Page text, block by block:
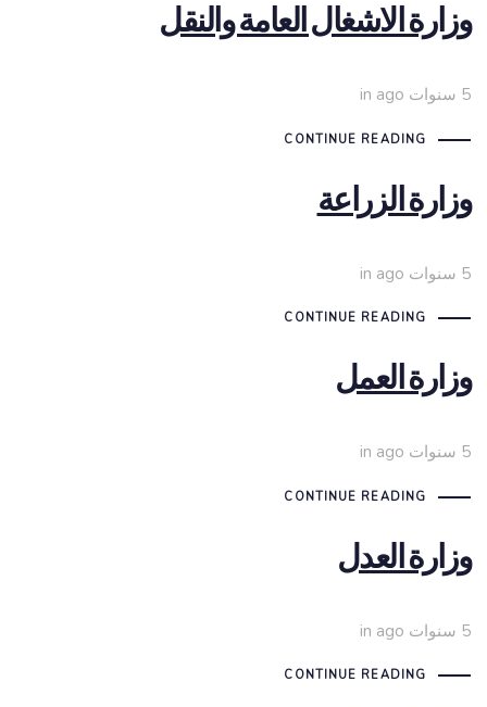
وزارة الاشغال العامة والنقل
5 سنوات ago
CONTINUE READING
وزارة الزراعة
5 سنوات ago
CONTINUE READING
وزارة العمل
5 سنوات ago
CONTINUE READING
وزارة العدل
5 سنوات ago
CONTINUE READING